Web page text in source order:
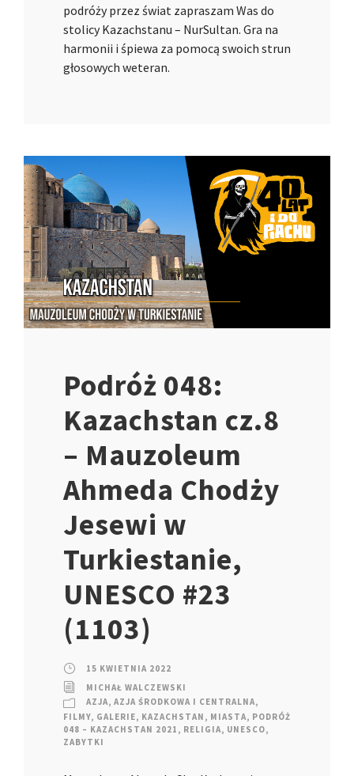
podróży przez świat zapraszam Was do
stolicy Kazachstanu – NurSultan. Gra na
harmonii i śpiewa za pomocą swoich strun
głosowych weteran.
Podróż 048:
Kazachstan cz.8
– Mauzoleum
Ahmeda Chodży
Jesewi w
Turkiestanie,
UNESCO #23
(1103)
15 KWIETNIA 2022
MICHAŁ WALCZEWSKI
AZJA, AZJA ŚRODKOWA I CENTRALNA,
FILMY, GALERIE, KAZACHSTAN , MIASTA, PODRÓŻ
048 – KAZACHSTAN 2021 , RELIGIA, UNESCO,
ZABYTKI